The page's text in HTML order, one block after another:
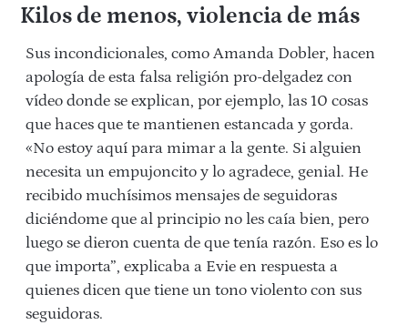
Kilos de menos, violencia de más
Sus incondicionales, como Amanda Dobler, hacen
apología de esta falsa religión pro-delgadez con
vídeo donde se explican, por ejemplo, las 10 cosas
que haces que te mantienen estancada y gorda.
«No estoy aquí para mimar a la gente. Si alguien
necesita un empujoncito y lo agradece, genial. He
recibido muchísimos mensajes de seguidoras
diciéndome que al principio no les caía bien, pero
luego se dieron cuenta de que tenía razón. Eso es lo
que importa”, explicaba a Evie en respuesta a
quienes dicen que tiene un tono violento con sus
seguidoras.